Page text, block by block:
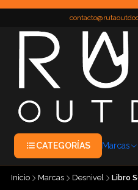
CATEGORÍAS Marcas
Inicio Marcas Desnivel Libro